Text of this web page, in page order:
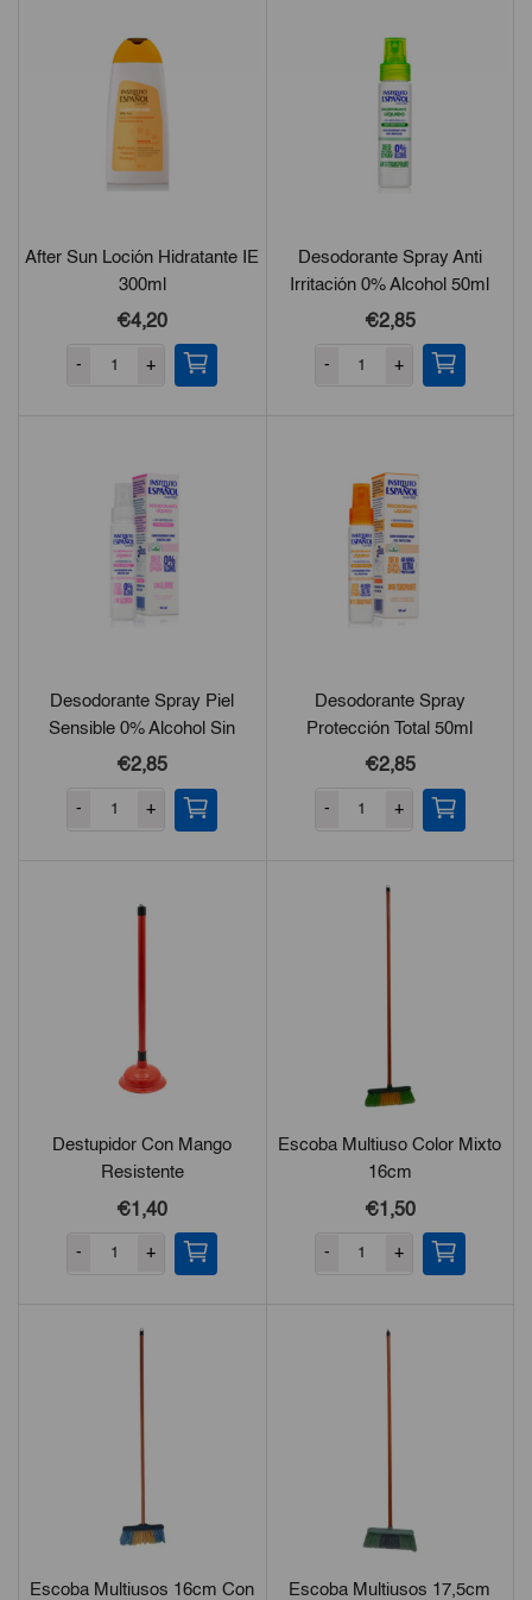
After Sun Loción Hidratante IE
300ml
€4,20
- +
Desodorante Spray Anti
Irritación 0% Alcohol 50ml
€2,85
- +
Desodorante Spray Piel
Sensible 0% Alcohol Sin
Aluminio 50ml
€2,85
- +
Desodorante Spray
Protección Total 50ml
€2,85
- +
Destupidor Con Mango
Resistente
€1,40
- +
Escoba Multiuso Color Mixto
16cm
€1,50
- +
Escoba Multiusos 16cm Con
Escoba Multiusos 17,5cm